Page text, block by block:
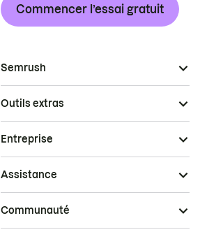
Commencer l’essai gratuit
Semrush
Outils extras
Entreprise
Assistance
Communauté